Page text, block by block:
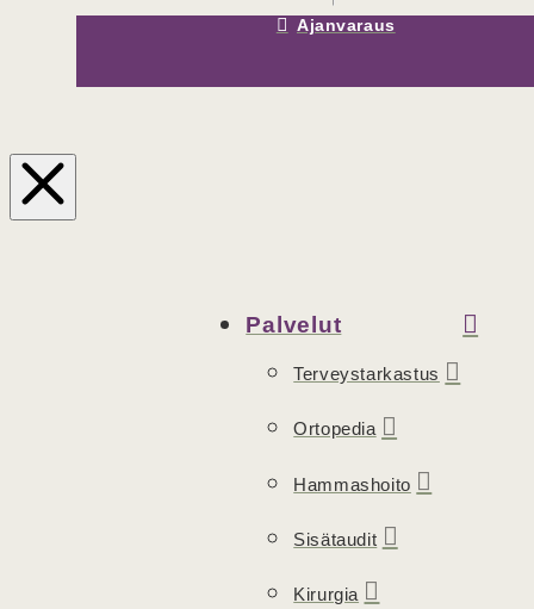
Ajanvaraus
Palvelut
Terveystarkastus
Ortopedia
Hammashoito
Sisätaudit
Kirurgia